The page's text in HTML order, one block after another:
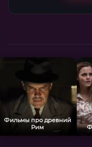
Фильмы про древний
Рим